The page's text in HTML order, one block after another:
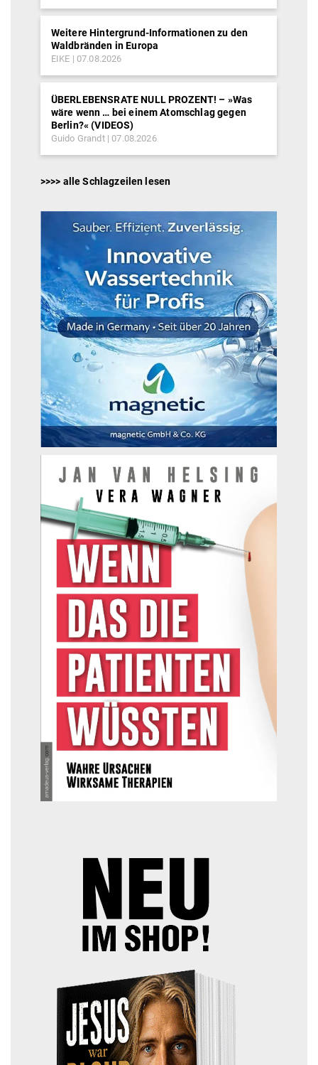
Weitere Hintergrund-Informationen zu den
Waldbränden in Europa
EIKE 07.08.2026
ÜBERLEBENSRATE NULL PROZENT! – »Was
wäre wenn … bei einem Atomschlag gegen
Berlin?« (VIDEOS)
Guido Grandt 07.08.2026
>>>> alle Schlagzeilen lesen